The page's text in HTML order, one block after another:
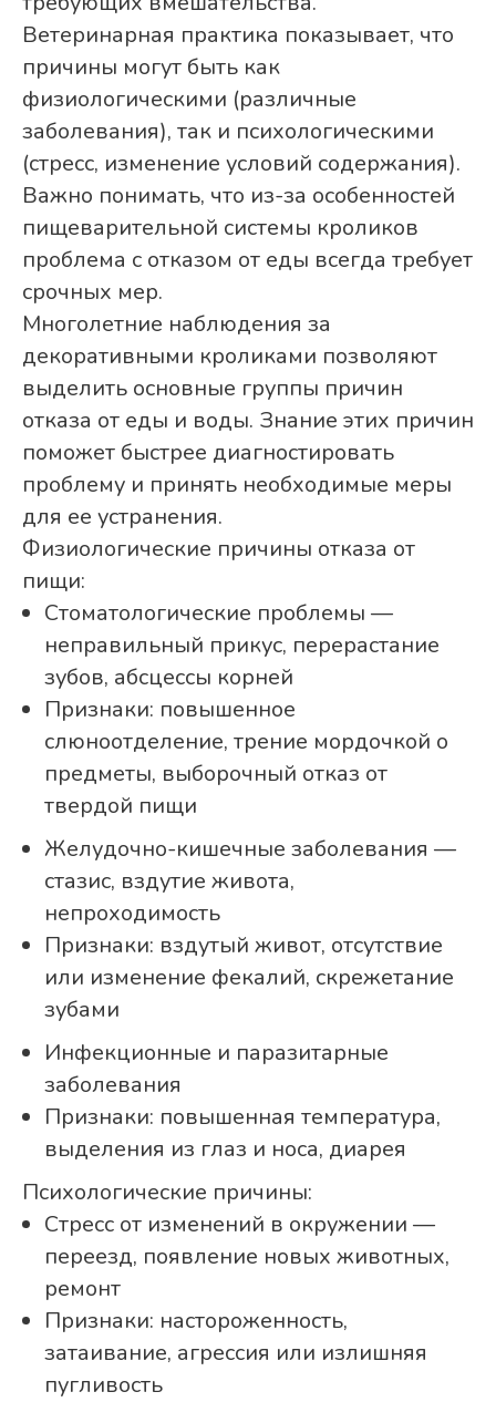
Ветеринарная практика показывает, что
причины могут быть как
физиологическими (различные
заболевания), так и психологическими
(стресс, изменение условий содержания).
Важно понимать, что из-за особенностей
пищеварительной системы кроликов
проблема с отказом от еды всегда требует
срочных мер.
Многолетние наблюдения за
декоративными кроликами позволяют
выделить основные группы причин
отказа от еды и воды. Знание этих причин
поможет быстрее диагностировать
проблему и принять необходимые меры
для ее устранения.
Физиологические причины отказа от
пищи:
Стоматологические проблемы —
неправильный прикус, перерастание
зубов, абсцессы корней
Признаки: повышенное
слюноотделение, трение мордочкой о
предметы, выборочный отказ от
твердой пищи
Желудочно-кишечные заболевания —
стазис, вздутие живота,
непроходимость
Признаки: вздутый живот, отсутствие
или изменение фекалий, скрежетание
зубами
Инфекционные и паразитарные
заболевания
Признаки: повышенная температура,
выделения из глаз и носа, диарея
Психологические причины:
Стресс от изменений в окружении —
переезд, появление новых животных,
ремонт
Признаки: настороженность,
затаивание, агрессия или излишняя
пугливость